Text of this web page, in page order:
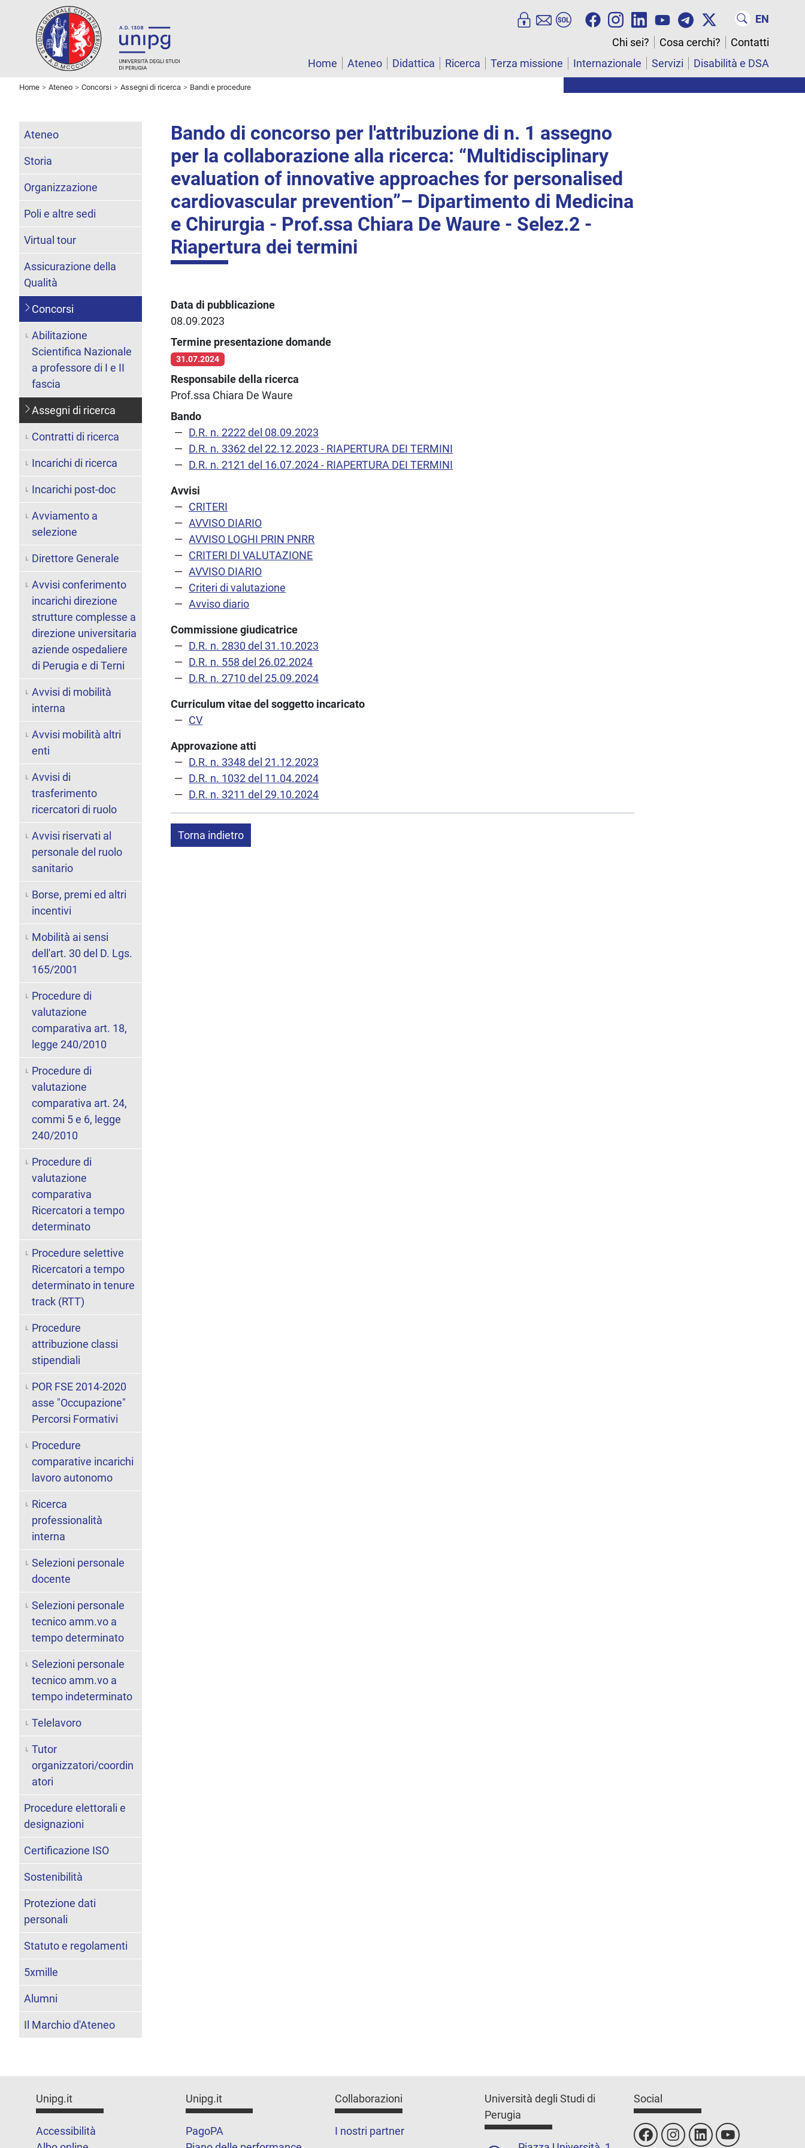
EN
Chi sei?
Cosa cerchi?
Contatti
Home
Ateneo Didattica Ricerca Terza missione Internazionale Servizi Disabilità e DSA
Home Ateneo Concorsi Assegni di ricerca Bandi e procedure
Bando di concorso per l'attribuzione di n. 1 assegno
per la collaborazione alla ricerca: “Multidisciplinary
evaluation of innovative approaches for personalised
cardiovascular prevention”– Dipartimento di Medicina
e Chirurgia - Prof.ssa Chiara De Waure - Selez.2 -
Riapertura dei termini
Data di pubblicazione
08.09.2023
Termine presentazione domande
31.07.2024
Responsabile della ricerca
Prof.ssa Chiara De Waure
Bando
D.R. n. 2222 del 08.09.2023
D.R. n. 3362 del 22.12.2023 - RIAPERTURA DEI TERMINI
D.R. n. 2121 del 16.07.2024 - RIAPERTURA DEI TERMINI
Avvisi
CRITERI
AVVISO DIARIO
AVVISO LOGHI PRIN PNRR
CRITERI DI VALUTAZIONE
AVVISO DIARIO
Criteri di valutazione
Avviso diario
Commissione giudicatrice
D.R. n. 2830 del 31.10.2023
D.R. n. 558 del 26.02.2024
D.R. n. 2710 del 25.09.2024
Curriculum vitae del soggetto incaricato
CV
Approvazione atti
D.R. n. 3348 del 21.12.2023
D.R. n. 1032 del 11.04.2024
D.R. n. 3211 del 29.10.2024
Torna indietro
Ateneo
Storia
Organizzazione
Poli e altre sedi
Virtual tour
Assicurazione della
Qualità
Concorsi
Abilitazione
Scientifica Nazionale
a professore di I e II
fascia
Assegni di ricerca
Contratti di ricerca
Incarichi di ricerca
Incarichi post-doc
Avviamento a
selezione
Direttore Generale
Avvisi conferimento
incarichi direzione
strutture complesse a
direzione universitaria
aziende ospedaliere
di Perugia e di Terni
Avvisi di mobilità
interna
Avvisi mobilità altri
enti
Avvisi di
trasferimento
ricercatori di ruolo
Avvisi riservati al
personale del ruolo
sanitario
Borse, premi ed altri
incentivi
Mobilità ai sensi
dell'art. 30 del D. Lgs.
165/2001
Procedure di
valutazione
comparativa art. 18,
legge 240/2010
Procedure di
valutazione
comparativa art. 24,
commi 5 e 6, legge
240/2010
Procedure di
valutazione
comparativa
Ricercatori a tempo
determinato
Procedure selettive
Ricercatori a tempo
determinato in tenure
track (RTT)
Procedure
attribuzione classi
stipendiali
POR FSE 2014-2020
asse "Occupazione"
Percorsi Formativi
Procedure
comparative incarichi
lavoro autonomo
Ricerca
professionalità
interna
Selezioni personale
docente
Selezioni personale
tecnico amm.vo a
tempo determinato
Selezioni personale
tecnico amm.vo a
tempo indeterminato
Telelavoro
Tutor
organizzatori/coordin
atori
Procedure elettorali e
designazioni
Certificazione ISO
Sostenibilità
Protezione dati
personali
Statuto e regolamenti
5xmille
Alumni
Il Marchio d'Ateneo
Unipg.it
Accessibilità
Unipg.it
PagoPA
Collaborazioni
I nostri partner
Università degli Studi di
Perugia
Social